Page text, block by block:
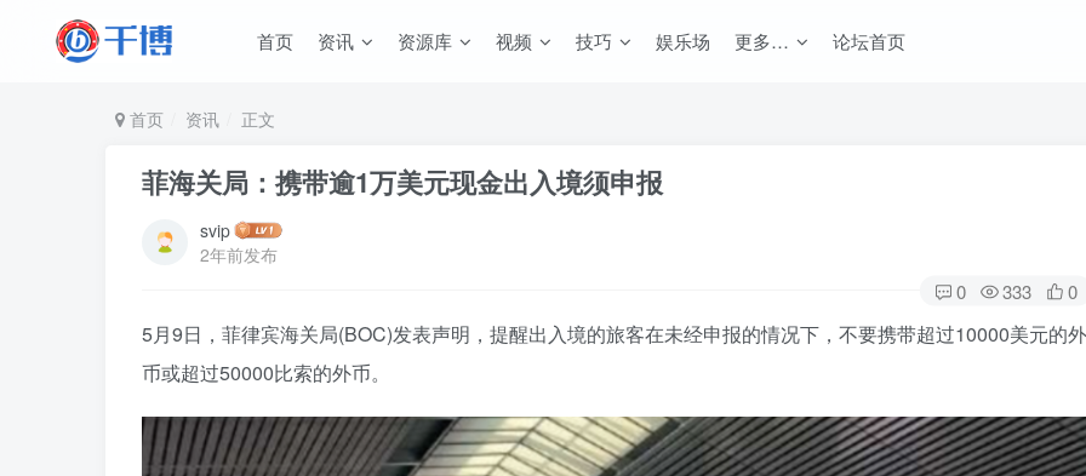
首页 资讯 资源库 视频 技巧 娱乐场 更多… 论坛首页
首页 资讯 正文
菲海关局：携带逾1万美元现金出入境须申报
svip
2年前发布
0 333 0
5月9日，菲律宾海关局(BOC)发表声明，提醒出入境的旅客在未经申报的情况下，不要携带超过10000美元的外
币或超过50000比索的外币。